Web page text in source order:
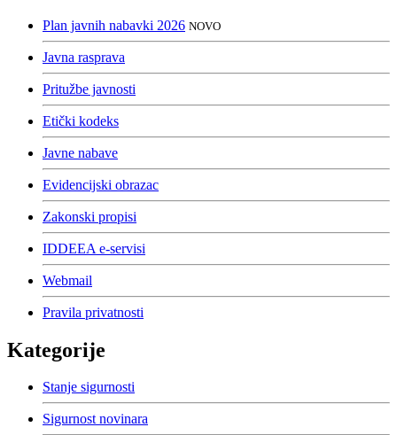
Plan javnih nabavki 2026 NOVO
Javna rasprava
Pritužbe javnosti
Etički kodeks
Javne nabave
Evidencijski obrazac
Zakonski propisi
IDDEEA e-servisi
Webmail
Pravila privatnosti
Kategorije
Stanje sigurnosti
Sigurnost novinara